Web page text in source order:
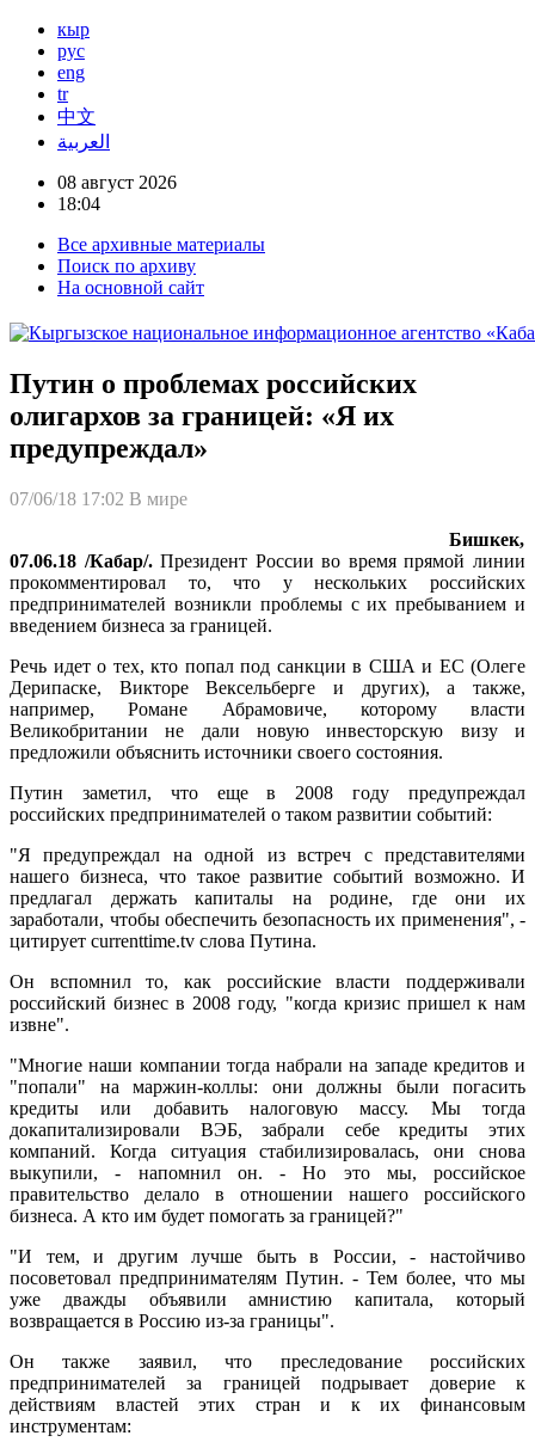
кыр
рус
eng
tr
中文
العربية
08 август 2026
18:04
Все архивные материалы
Поиск по архиву
На основной сайт
Путин о проблемах российских
олигархов за границей: «Я их
предупреждал»
07/06/18 17:02 В мире
Бишкек,
07.06.18 /Кабар/.Президент России во время прямой линии
прокомментировал то, что у нескольких российских
предпринимателей возникли проблемы с их пребыванием и
введением бизнеса за границей.
Речь идет о тех, кто попал под санкции в США и ЕС (Олеге
Дерипаске, Викторе Вексельберге и других), а также,
например, Романе Абрамовиче, которому власти
Великобритании не дали новую инвесторскую визу и
предложили объяснить источники своего состояния.
Путин заметил, что еще в 2008 году предупреждал
российских предпринимателей о таком развитии событий:
"Я предупреждал на одной из встреч с представителями
нашего бизнеса, что такое развитие событий возможно. И
предлагал держать капиталы на родине, где они их
заработали, чтобы обеспечить безопасность их применения", -
цитирует currenttime.tv слова Путина.
Он вспомнил то, как российские власти поддерживали
российский бизнес в 2008 году, "когда кризис пришел к нам
извне".
"Многие наши компании тогда набрали на западе кредитов и
"попали" на маржин-коллы: они должны были погасить
кредиты или добавить налоговую массу. Мы тогда
докапитализировали ВЭБ, забрали себе кредиты этих
компаний. Когда ситуация стабилизировалась, они снова
выкупили, - напомнил он. - Но это мы, российское
правительство делало в отношении нашего российского
бизнеса. А кто им будет помогать за границей?"
"И тем, и другим лучше быть в России, - настойчиво
посоветовал предпринимателям Путин. - Тем более, что мы
уже дважды объявили амнистию капитала, который
возвращается в Россию из-за границы".
Он также заявил, что преследование российских
предпринимателей за границей подрывает доверие к
действиям властей этих стран и к их финансовым
инструментам: